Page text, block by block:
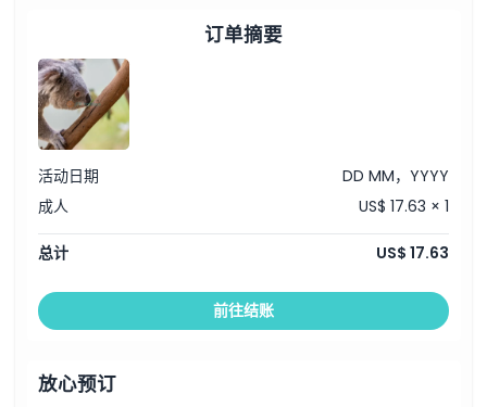
订单摘要
活动日期
DD MM，YYYY
成人
US$ 17.63 × 1
总计 US$ 17.63
前往结账
放心预订